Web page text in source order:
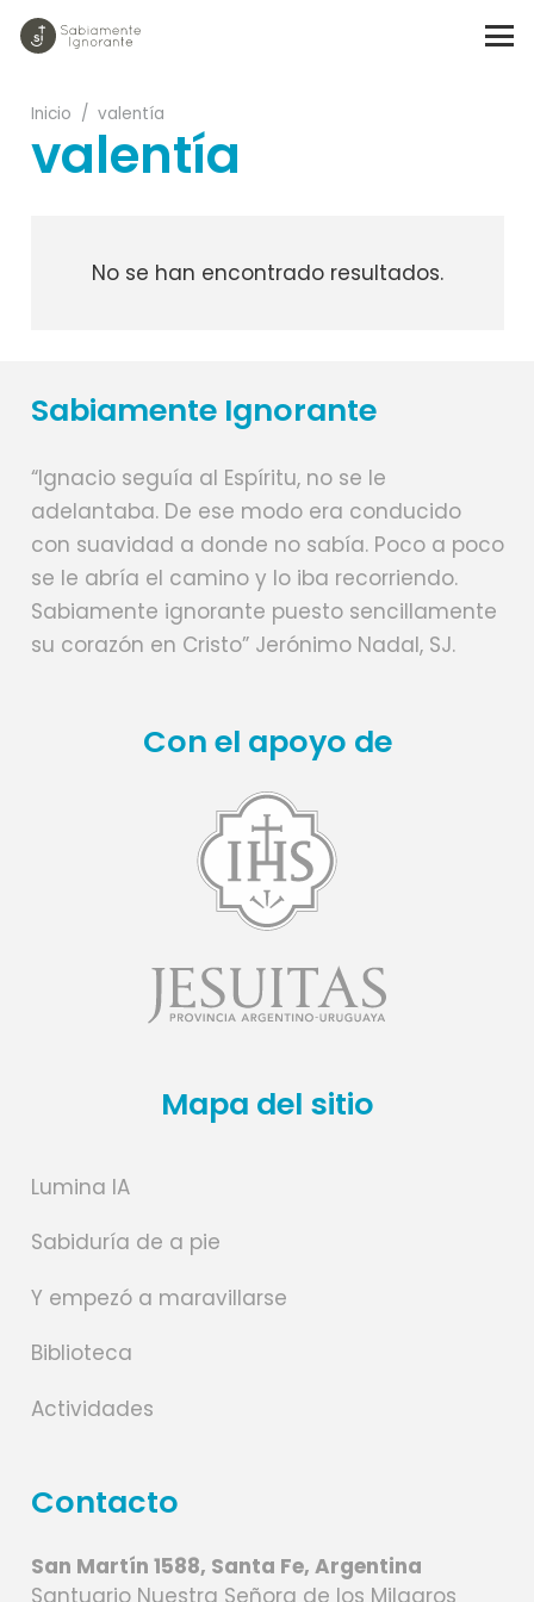
Inicio / valentía
valentía
No se han encontrado resultados.
Sabiamente Ignorante
“Ignacio seguía al Espíritu, no se le
adelantaba. De ese modo era conducido
con suavidad a donde no sabía. Poco a poco
se le abría el camino y lo iba recorriendo.
Sabiamente ignorante puesto sencillamente
su corazón en Cristo” Jerónimo Nadal, SJ.
Con el apoyo de
Mapa del sitio
Lumina IA
Sabiduría de a pie
Y empezó a maravillarse
Biblioteca
Actividades
Contacto
San Martín 1588, Santa Fe, Argentina